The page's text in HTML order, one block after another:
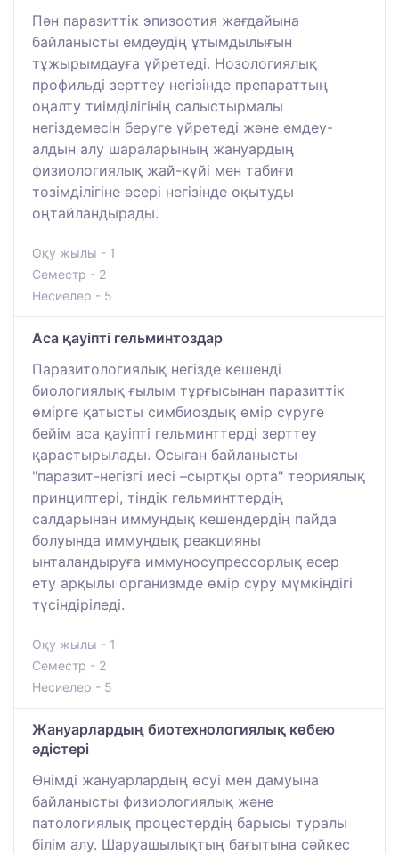
Пән паразиттік эпизоотия жағдайына
байланысты емдеудің ұтымдылығын
тұжырымдауға үйретеді. Нозологиялық
профильді зерттеу негізінде препараттың
оңалту тиімділігінің салыстырмалы
негіздемесін беруге үйретеді және емдеу-
алдын алу шараларының жануардың
физиологиялық жай-күйі мен табиғи
төзімділігіне әсері негізінде оқытуды
оңтайландырады.
Оқу жылы - 1
Семестр - 2
Несиелер - 5
Аса қауіпті гельминтоздар
Паразитологиялық негізде кешенді
биологиялық ғылым тұрғысынан паразиттік
өмірге қатысты симбиоздық өмір сүруге
бейім аса қауіпті гельминттерді зерттеу
қарастырылады. Осыған байланысты
"паразит-негізгі иесі –сыртқы орта" теориялық
принциптері, тіндік гельминттердің
салдарынан иммундық кешендердің пайда
болуында иммундық реакцияны
ынталандыруға иммуносупрессорлық әсер
ету арқылы организмде өмір сүру мүмкіндігі
түсіндіріледі.
Оқу жылы - 1
Семестр - 2
Несиелер - 5
Жануарлардың биотехнологиялық көбею
әдістері
Өнімді жануарлардың өсуі мен дамуына
байланысты физиологиялық және
патологиялық процестердің барысы туралы
білім алу. Шаруашылықтың бағытына сәйкес